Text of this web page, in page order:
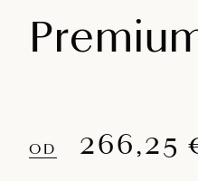
OD 266,25